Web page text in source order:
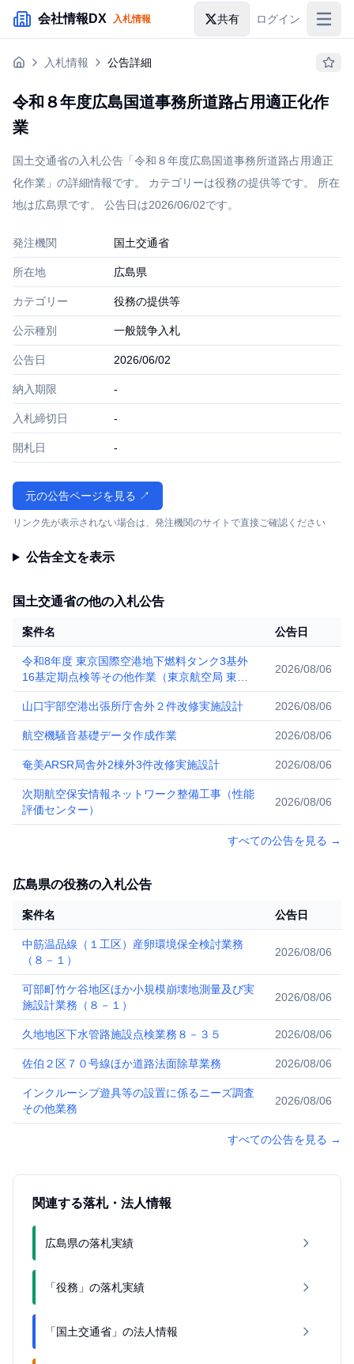
メインコンテンツにスキップ
会社情報DX 入札情報 共有 ログイン
入札情報
助成金・補助金
入札情報 公告詳細
令和８年度広島国道事務所道路占用適正化作
業
国土交通省の入札公告「令和８年度広島国道事務所道路占用適正
化作業」の詳細情報です。 カテゴリーは役務の提供等です。 所在
地は広島県です。 公告日は2026/06/02です。
発注機関 国土交通省
所在地 広島県
カテゴリー 役務の提供等
公示種別 一般競争入札
公告日 2026/06/02
納入期限 -
入札締切日 -
開札日 -
元の公告ページを見る ↗
リンク先が表示されない場合は、発注機関のサイトで直接ご確認ください
公告全文を表示
国土交通省の他の入札公告
案件名 公告日
令和8年度 東京国際空港地下燃料タンク3基外
16基定期点検等その他作業（東京航空局 東京
空港事務所）
2026/08/06
山口宇部空港出張所庁舎外２件改修実施設計 2026/08/06
航空機騒音基礎データ作成作業 2026/08/06
奄美ARSR局舎外2棟外3件改修実施設計 2026/08/06
次期航空保安情報ネットワーク整備工事（性能
評価センター）
2026/08/06
すべての公告を見る →
広島県の役務の入札公告
案件名 公告日
中筋温品線（１工区）産卵環境保全検討業務
（８－１）
2026/08/06
可部町竹ケ谷地区ほか小規模崩壊地測量及び実
施設計業務（８－１）
2026/08/06
久地地区下水管路施設点検業務８－３５ 2026/08/06
佐伯２区７０号線ほか道路法面除草業務 2026/08/06
インクルーシブ遊具等の設置に係るニーズ調査
その他業務
2026/08/06
すべての公告を見る →
関連する落札・法人情報
広島県の落札実績
「役務」の落札実績
「国土交通省」の法人情報